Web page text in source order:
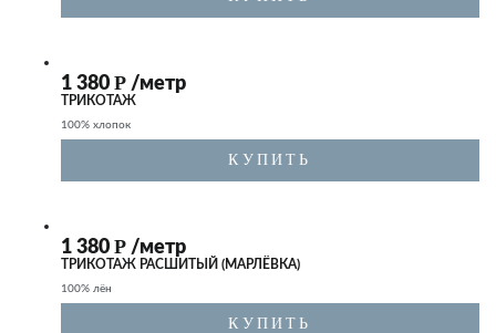
Вельвет, джинса
Пальтовые ткани
Жаккардовые ткани
Курточные, плащевые
Искусственный мех
Замша, кожа
1 380 Р /метр
ТРИКОТАЖ
100% хлопок
КУПИТЬ
1 380 Р /метр
ТРИКОТАЖ РАСШИТЫЙ (МАРЛЁВКА)
100% лён
КУПИТЬ